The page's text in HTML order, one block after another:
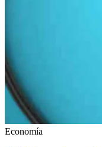
Economía